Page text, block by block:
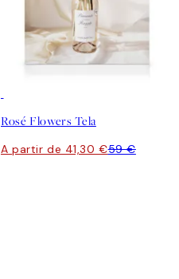
Rosé Flowers Tela
A partir de 41,30 €59 €